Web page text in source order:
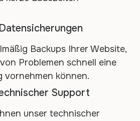
Backups Ihrer Website,
Problemen schnell eine
vornehmen können.
Support
unser technischer